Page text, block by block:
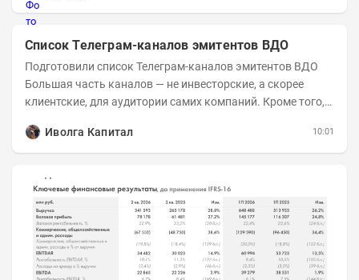
Список Телеграм-каналов эмитентов ВДО
Подготовили список Телеграм-каналов эмитентов ВДО
Большая часть каналов — не инвесторские, а скорее
клиентские, для аудитории самих компаний. Кроме того,
Иволга Капитал
10:01